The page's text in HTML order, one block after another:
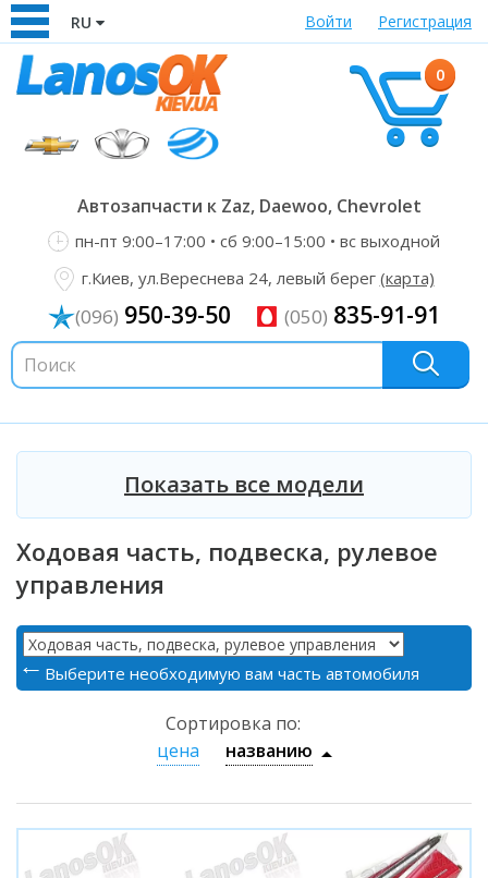
RU Войти Регистрация
0
Автозапчасти к Zaz, Daewoo, Chevrolet
пн-пт 9:00–17:00 • сб 9:00–15:00 • вс выходной
г.Киев, ул.Вереснева 24, левый берег (карта)
(096) 950-39-50 (050) 835-91-91
Показать все модели
Ходовая часть, подвеска, рулевое
управления
Выберите необходимую вам часть автомобиля
Сортировка по:
цена
названию